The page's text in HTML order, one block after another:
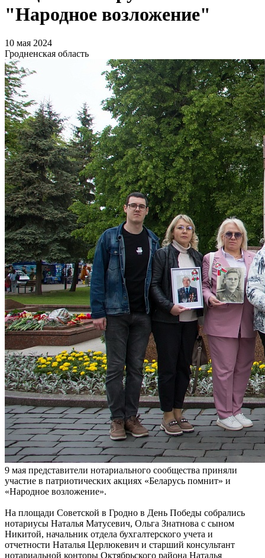
"Народное возложение"
10 мая 2024
Гродненская область
9 мая представители нотариального сообщества приняли
участие в патриотических акциях «Беларусь помнит» и
«Народное возложение».
На площади Советской в Гродно в День Победы собрались
нотариусы Наталья Матусевич, Ольга Знатнова с сыном
Никитой, начальник отдела бухгалтерского учета и
отчетности Наталья Церлюкевич и старший консультант
нотариальной конторы Октябрьского района Наталья